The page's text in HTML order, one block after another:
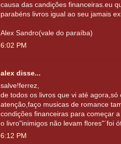
causa das candições financeiras.eu
parabéns livros igual ao seu jamais
Alex Sandro(vale do paraíba)
6:02 PM
alex disse...
salve!ferrez,
de todos os livros que vi até agora,só
atenção,faço musicas de romance
condições financeiras para começar
o livro"inimigos não levam flores"´foi
6:12 PM